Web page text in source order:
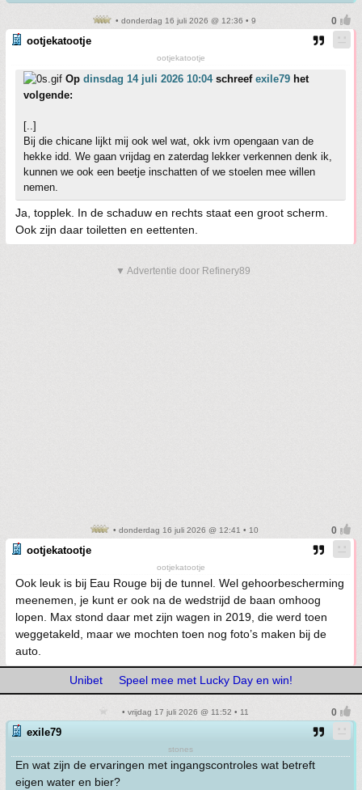
• donderdag 16 juli 2026 @ 12:36 • 9
ootjekatootje
ootjekatootje
Op dinsdag 14 juli 2026 10:04schreef exile79 het
volgende:
[..]
Bij die chicane lijkt mij ook wel wat, okk ivm opengaan van de
hekke idd. We gaan vrijdag en zaterdag lekker verkennen denk ik,
kunnen we ook een beetje inschatten of we stoelen mee willen
nemen.
Ja, topplek. In de schaduw en rechts staat een groot scherm.
Ook zijn daar toiletten en eettenten.
▼ Advertentie door Refinery89
• donderdag 16 juli 2026 @ 12:41 • 10
ootjekatootje
ootjekatootje
Ook leuk is bij Eau Rouge bij de tunnel. Wel gehoorbescherming
meenemen, je kunt er ook na de wedstrijd de baan omhoog
lopen. Max stond daar met zijn wagen in 2019, die werd toen
weggetakeld, maar we mochten toen nog foto’s maken bij de
auto.
Unibet Speel mee met Lucky Day en win!
• vrijdag 17 juli 2026 @ 11:52 • 11
exile79
stones
En wat zijn de ervaringen met ingangscontroles wat betreft
eigen water en bier?